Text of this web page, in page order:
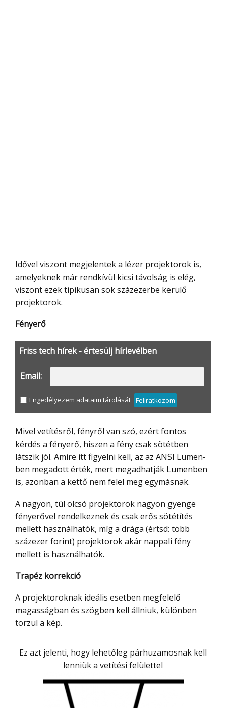
Idővel viszont megjelentek a lézer projektorok is,
amelyeknek már rendkívül kicsi távolság is elég,
viszont ezek tipikusan sok százezerbe kerülő
projektorok.
Fényerő
Friss tech hírek - értesülj hírlevélben
Email:
Engedélyezem adataim tárolását Feliratkozom
Mivel vetítésről, fényről van szó, ezért fontos
kérdés a fényerő, hiszen a fény csak sötétben
látszik jól. Amire itt figyelni kell, az az ANSI Lumen-
ben megadott érték, mert megadhatják Lumenben
is, azonban a kettő nem felel meg egymásnak.
A nagyon, túl olcsó projektorok nagyon gyenge
fényerővel rendelkeznek és csak erős sötétítés
mellett használhatók, míg a drága (értsd: több
százezer forint) projektorok akár nappali fény
mellett is használhatók.
Trapéz korrekció
A projektoroknak ideális esetben megfelelő
magasságban és szögben kell állniuk, különben
torzul a kép.
Ez azt jelenti, hogy lehetőleg párhuzamosnak kell
lenniük a vetítési felülettel